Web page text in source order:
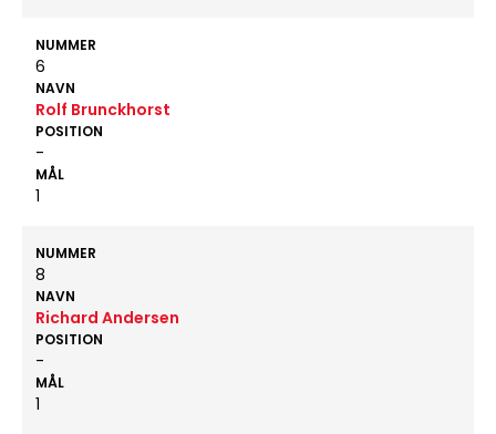
NUMMER
6
NAVN
Rolf Brunckhorst
POSITION
-
MÅL
1
NUMMER
8
NAVN
Richard Andersen
POSITION
-
MÅL
1